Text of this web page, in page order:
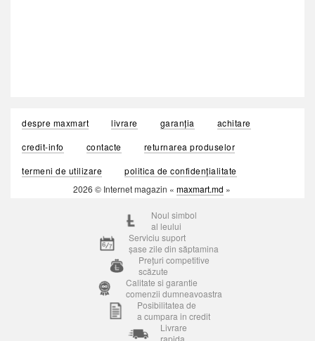
despre maxmart livrare garanția
achitare
credit-info
contacte
returnarea produselor
termeni de utilizare
politica de confidențialitate
2026 © Internet magazin « maxmart.md »
Noul simbol
al leului
Serviciu suport
șase zile din săptamina
Prețuri competitive
scăzute
Calitate si garantie
comenzii dumneavoastra
Posibilitatea de
a cumpara in credit
Livrare
rapida